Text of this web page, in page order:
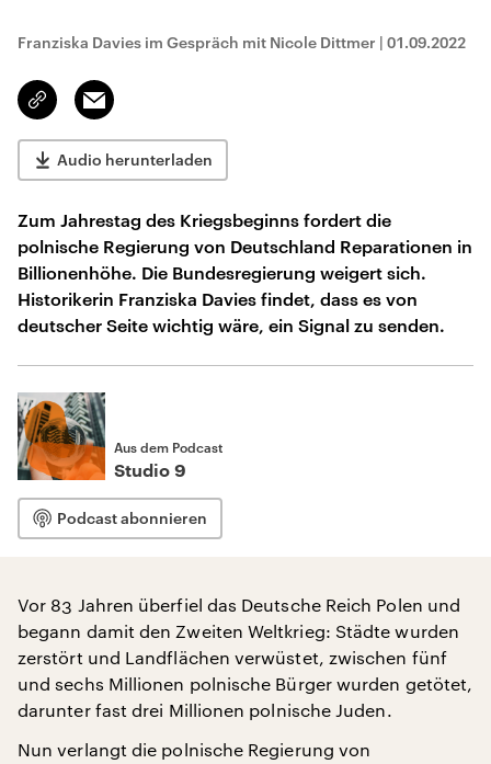
Franziska Davies im Gespräch mit Nicole Dittmer | 01.09.2022
Link
kopieren/teilen
Email
Audio herunterladen
Zum Jahrestag des Kriegsbeginns fordert die
polnische Regierung von Deutschland Reparationen in
Billionenhöhe. Die Bundesregierung weigert sich.
Historikerin Franziska Davies findet, dass es von
deutscher Seite wichtig wäre, ein Signal zu senden.
Aus dem Podcast
Studio 9
Podcast abonnieren
Vor 83 Jahren überfiel das Deutsche Reich Polen und
begann damit den Zweiten Weltkrieg: Städte wurden
zerstört und Landflächen verwüstet, zwischen fünf
und sechs Millionen polnische Bürger wurden getötet,
darunter fast drei Millionen polnische Juden.
Nun verlangt die polnische Regierung von